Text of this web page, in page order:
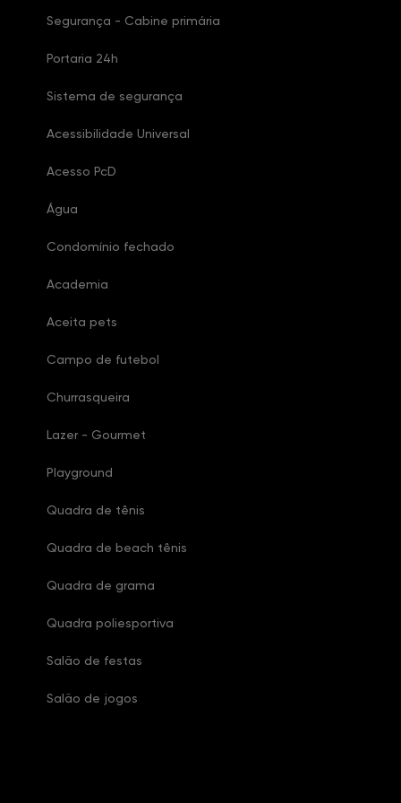
Segurança - Cabine primária
Portaria 24h
Sistema de segurança
Acessibilidade Universal
Acesso PcD
Água
Condomínio fechado
Academia
Aceita pets
Campo de futebol
Churrasqueira
Lazer - Gourmet
Playground
Quadra de tênis
Quadra de beach tênis
Quadra de grama
Quadra poliesportiva
Salão de festas
Salão de jogos